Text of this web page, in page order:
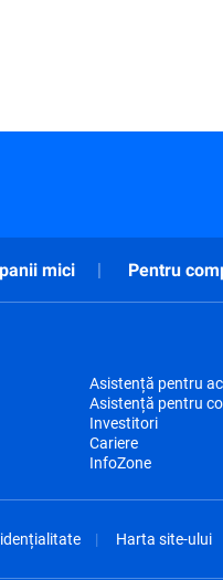
mici Pentru
Asistență pentru
Asistență pentru
Investitori
Cariere
InfoZone
Harta site-ului